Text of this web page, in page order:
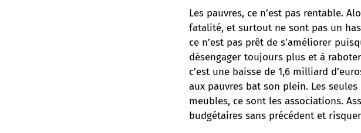
Les pauvres, ce n’est pas rentable.
fatalité, et surtout ne sont pas un
ce n’est pas prêt de s’améliorer
désengager toujours plus et à
c’est une baisse de 1,6 milliard
aux pauvres bat son plein. Les
meubles, ce sont les associations.
budgétaires sans précédent et